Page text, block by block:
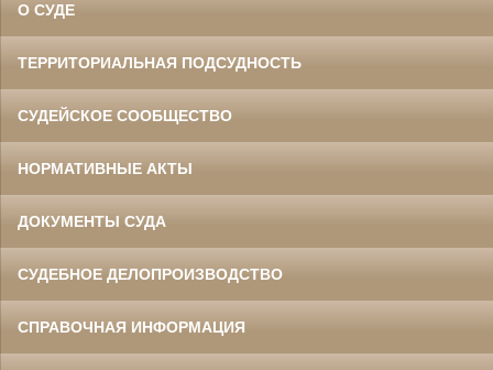
О СУДЕ
ТЕРРИТОРИАЛЬНАЯ ПОДСУДНОСТЬ
СУДЕЙСКОЕ СООБЩЕСТВО
НОРМАТИВНЫЕ АКТЫ
ДОКУМЕНТЫ СУДА
СУДЕБНОЕ ДЕЛОПРОИЗВОДСТВО
СПРАВОЧНАЯ ИНФОРМАЦИЯ